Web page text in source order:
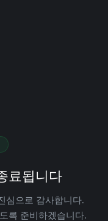
료됩니다
심으로 감사합니다.
록 준비하겠습니다.